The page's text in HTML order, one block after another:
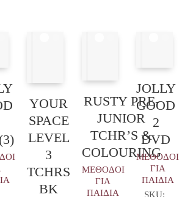
YOUR
SPACE
LEVEL
3
TCHRS
BK
RUSTY PRE-
JUNIOR
TCHR’S &
COLOURING
ΜΕΘΟΔΟΙ
ΓΙΑ
ΠΑΙΔΙΑ
JOLLY
GOOD
2
DVD
ΜΕΘΟΔΟΙ
ΓΙΑ
ΠΑΙΔΙΑ
SKU: